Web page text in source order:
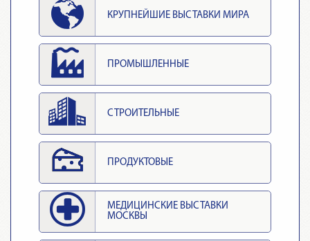
КРУПНЕЙШИЕ ВЫСТАВКИ МИРА
ПРОМЫШЛЕННЫЕ
СТРОИТЕЛЬНЫЕ
ПРОДУКТОВЫЕ
МЕДИЦИНСКИЕ ВЫСТАВКИ
МОСКВЫ